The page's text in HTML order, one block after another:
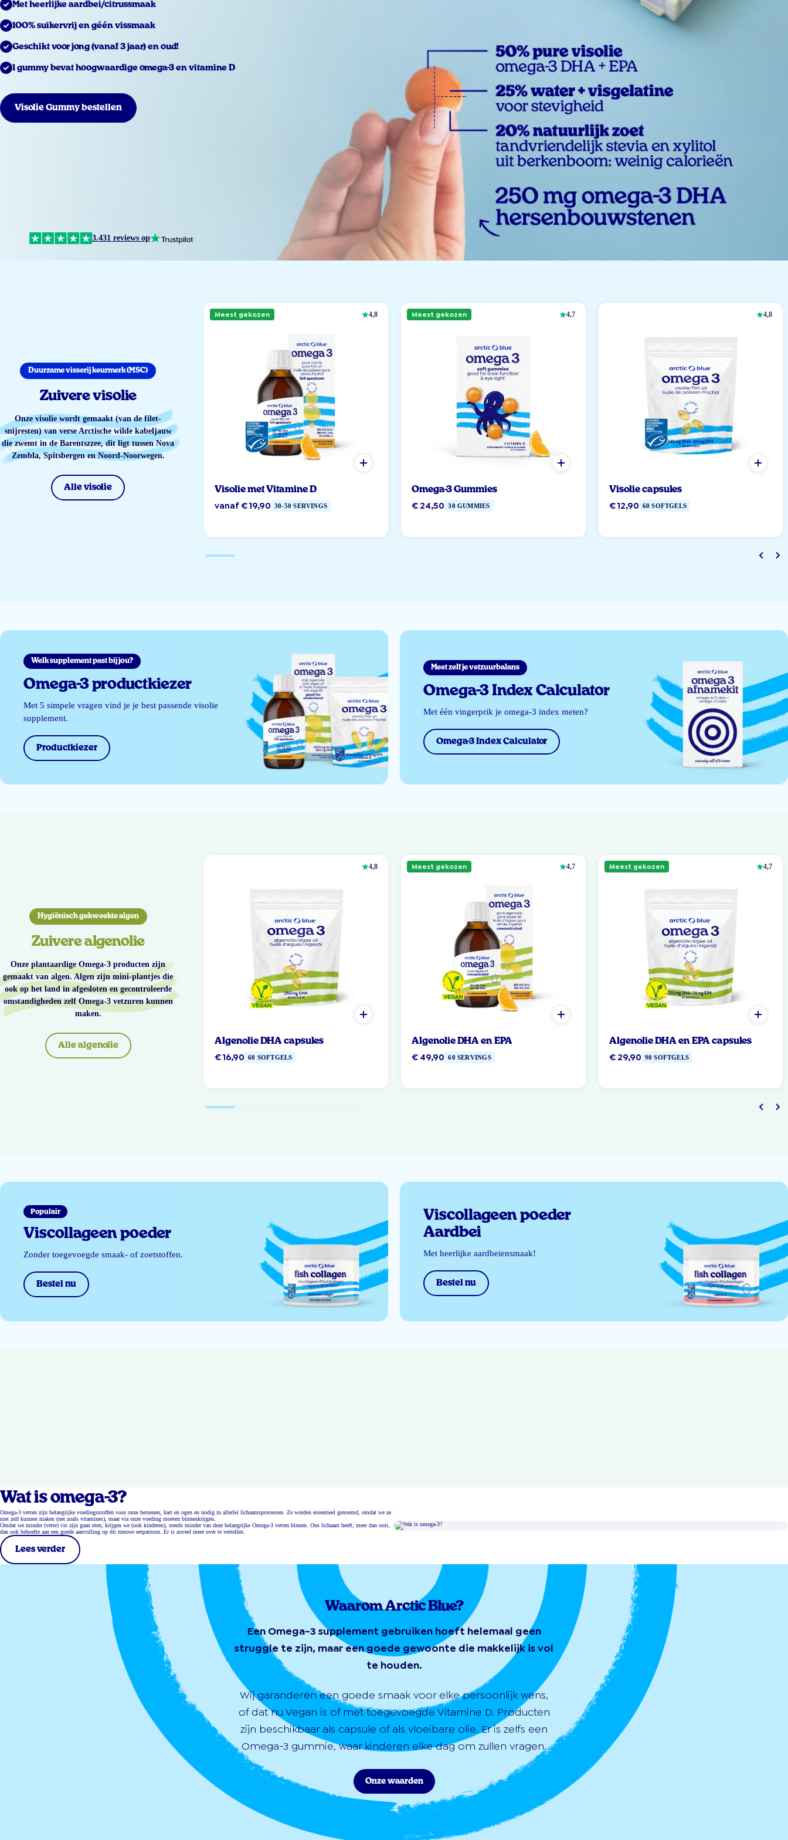
Met heerlijke aardbei/citrussmaak
100% suikervrij en géén vissmaak
Geschikt voor jong (vanaf 3 jaar) en oud!
1 gummy bevat hoogwaardige omega-3 en vitamine D
Visolie Gummy bestellen
3.431 reviews op
Duurzame visserij keurmerk (MSC)
Zuivere visolie
Onze visolie wordt gemaakt (van de filet-
snijresten) van verse Arctische wilde kabeljauw
die zwemt in de Barentszzee, dit ligt tussen Nova
Zembla, Spitsbergen en Noord-Noorwegen.
Alle visolie
Meest gekozen 4,8
Visolie met Vitamine D
vanaf € 19,90 30-50 SERVINGS
Meest gekozen 4,7
Omega-3 Gummies
€ 24,50 30 GUMMIES
4,8
Visolie capsules
€ 12,90 60 SOFTGELS
Welk supplement past bij jou?
Omega-3 productkiezer
Met 5 simpele vragen vind je je best passende visolie
supplement.
Productkiezer
Meet zelf je vetzuurbalans
Omega-3 Index Calculator
Met één vingerprik je omega-3 index meten?
Omega-3 Index Calculator
Hygiënisch gekweekte algen
Zuivere algenolie
Onze plantaardige Omega-3 producten zijn
gemaakt van algen. Algen zijn mini-plantjes die
ook op het land in afgesloten en gecontroleerde
omstandigheden zelf Omega-3 vetzuren kunnen
maken.
Alle algenolie
4,8
Algenolie DHA capsules
€ 16,90 60 SOFTGELS
Meest gekozen 4,7
Algenolie DHA en EPA
€ 49,90 60 SERVINGS
Meest gekozen 4,7
Algenolie DHA en EPA capsules
€ 29,90 90 SOFTGELS
Populair
Viscollageen poeder
Zonder toegevoegde smaak- of zoetstoffen.
Bestel nu
Viscollageen poeder
Aardbei
Met heerlijke aardbeiensmaak!
Bestel nu
Wat is omega-3?
Omega-3 vetten zijn belangrijke voedingsstoffen voor onze hersenen, hart en ogen en nodig in allerlei lichaamsprocessen. Ze worden essentieel genoemd, omdat we ze
niet zelf kunnen maken (net zoals vitamines), maar via onze voeding moeten binnenkrijgen.
Omdat we minder (vette) vis zijn gaan eten, krijgen we (ook kinderen), steeds minder van deze belangrijke Omega-3 vetten binnen. Ons lichaam heeft, meer dan ooit,
dan ook behoefte aan een goede aanvulling op dit nieuwe eetpatroon. Er is zoveel meer over te vertellen.
Lees verder
Waarom Arctic Blue?
Een Omega-3 supplement gebruiken hoeft helemaal geen
struggle te zijn, maar een goede gewoonte die makkelijk is vol
te houden.
Wij garanderen een goede smaak voor elke persoonlijk wens,
of dat nu Vegan is of met toegevoegde Vitamine D. Producten
zijn beschikbaar als capsule of als vloeibare olie. Er is zelfs een
Omega-3 gummie, waar kinderen elke dag om zullen vragen.
Onze waarden